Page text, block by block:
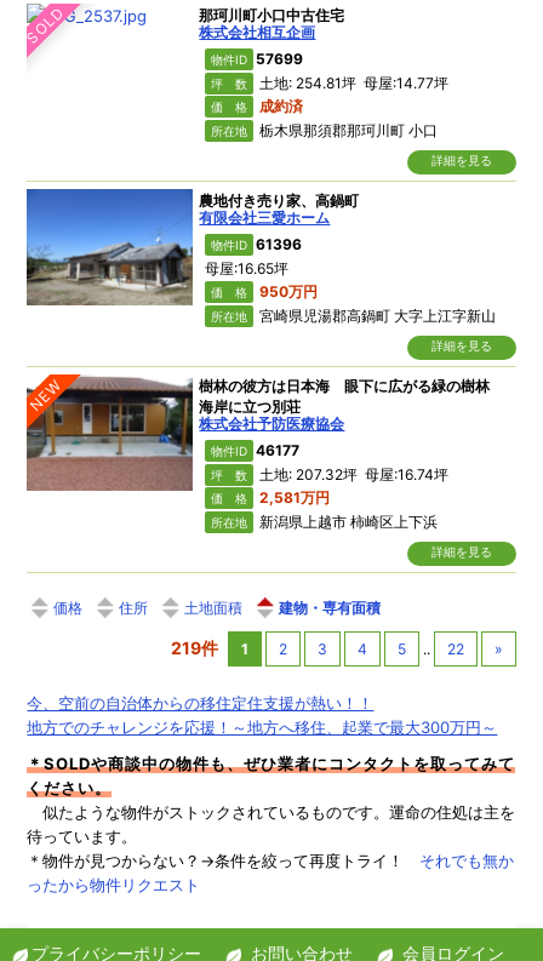
SOLD
那珂川町小口中古住宅
株式会社相互企画
物件ID 57699
坪 数 土地: 254.81坪 母屋:14.77坪
価 格 成約済
所在地 栃木県那須郡那珂川町 小口
詳細を見る
農地付き売り家、高鍋町
有限会社三愛ホーム
物件ID
61396
母屋:16.65坪
価 格 950万円
所在地 宮崎県児湯郡高鍋町 大字上江字新山
詳細を見る
NEW
樹林の彼方は日本海 眼下に広がる緑の樹林
海岸に立つ別荘
株式会社予防医療協会
物件ID 46177
坪 数 土地: 207.32坪 母屋:16.74坪
価 格 2,581万円
所在地 新潟県上越市 柿崎区上下浜
詳細を見る
価格 住所 土地面積 建物・専有面積
219件 1 2 3 4 5 .. 22 »
今、空前の自治体からの移住定住支援が熱い！！
地方でのチャレンジを応援！～地方へ移住、起業で最大300万円～
＊SOLDや商談中の物件も、ぜひ業者にコンタクトを取ってみて
ください。
似たような物件がストックされているものです。運命の住処は主を
待っています。
＊物件が見つからない？→条件を絞って再度トライ！ それでも無か
ったから物件リクエスト
プライバシーポリシー お問い合わせ 会員ログイン